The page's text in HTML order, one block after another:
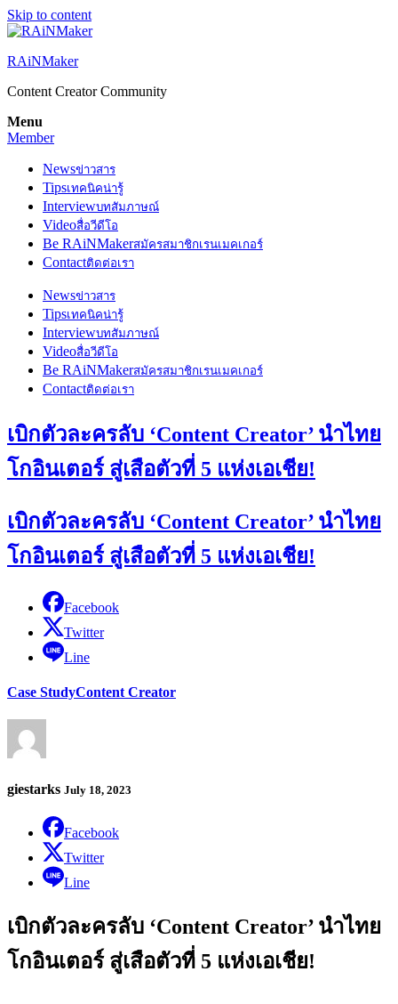
Skip to content
RAiNMaker
Content Creator Community
Menu
Member
Newsข่าวสาร
Tipsเทคนิคน่ารู้
Interviewบทสัมภาษณ์
Videoสื่อวีดีโอ
Be RAiNMakerสมัครสมาชิกเรนเมคเกอร์
Contactติดต่อเรา
Newsข่าวสาร
Tipsเทคนิคน่ารู้
Interviewบทสัมภาษณ์
Videoสื่อวีดีโอ
Be RAiNMakerสมัครสมาชิกเรนเมคเกอร์
Contactติดต่อเรา
เบิกตัวละครลับ ‘Content Creator’ นำไทย
โกอินเตอร์ สู่เสือตัวที่ 5 แห่งเอเชีย!
เบิกตัวละครลับ ‘Content Creator’ นำไทย
โกอินเตอร์ สู่เสือตัวที่ 5 แห่งเอเชีย!
Facebook
Twitter
Line
Case StudyContent Creator
giestarks July 18, 2023
Facebook
Twitter
Line
เบิกตัวละครลับ ‘Content Creator’ นำไทย
โกอินเตอร์ สู่เสือตัวที่ 5 แห่งเอเชีย!